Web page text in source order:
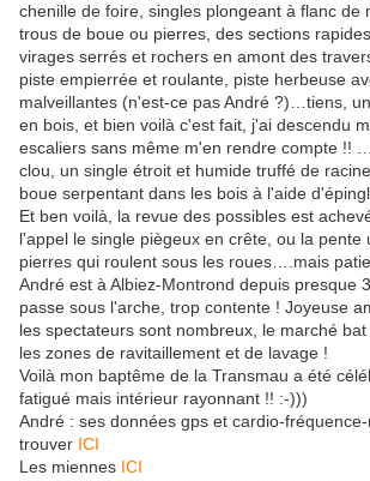
chenille de foire, singles plongeant à flanc de
trous de boue ou pierres, des sections
virages serrés et rochers en amont des
piste empierrée et roulante, piste herbeuse
malveillantes (n'est-ce pas André ?)…tiens,
en bois, et bien voilà c'est fait, j'ai descendu
escaliers sans même m'en rendre compte !!
clou, un single étroit et humide truffé de
boue serpentant dans les bois à l'aide
Et ben voilà, la revue des possibles est
l'appel le single piègeux en crête, ou la pente
pierres qui roulent sous les roues….mais
André est à Albiez-Montrond depuis presque
passe sous l'arche, trop contente ! Joyeuse
les spectateurs sont nombreux, le marché
les zones de ravitaillement et de lavage !
Voilà mon baptême de la Transmau a été
fatigué mais intérieur rayonnant !! :-)))
André : ses données gps et cardio-
trouver ICI
Les miennes ICI